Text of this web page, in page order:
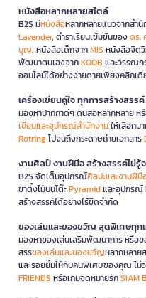
หนังสือหลากหลายสไตล์
B2S มีหนังสือหลากหลายแนวจากสำ
Lavender, ตำราเรียนเข้มข้นของดร.
บุญ, หนังสือเด็กจากMIS หนังสือจิต
พัฒนาตนเองจากKOOB และวรรณก
ออนไลน์ได้อย่างง่ายดายเพียงคลิกเดี
เครื่องเขียนคู่ใจ ทุกการสร้างสรรค์
มองหาปากกาดีๆ ดินสอหลากหลาย
เขียนและอุปกรณ์สำนักงานให้เลือกม
Rotringไปจนถึงกระดาษถ่ายเอกสาร
งานศิลป์ งานฝีมือ สร้างสรรค์ไม่รู้
B2S จัดเต็มอุปกรณ์ศิลปะและงานฝีมื
ขาตั้งไม้บนโต๊ะPyramidและอุปกรณ์
สร้างสรรค์ได้อย่างไร้ขีดจำกัด
ของเล่นและของขวัญ สุดพิเศษทุก
มองหาของเล่นเสริมพัฒนาการ หรือ
สรรของเล่นและของขวัญหลากหลาย
และรอยยิ้มให้กับคนพิเศษของคุณ ไม่
FRIENDS หรือเกมจดหมายรักSIAM